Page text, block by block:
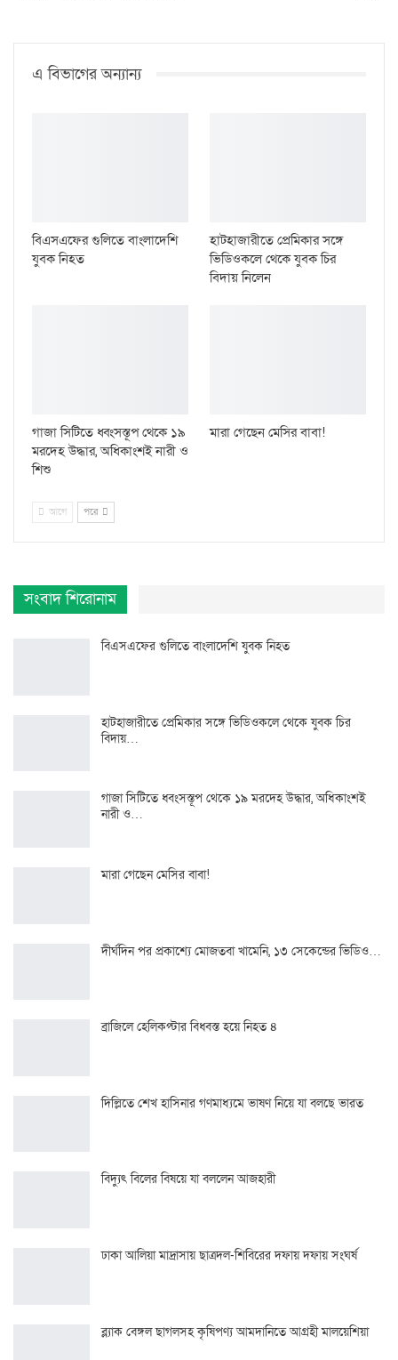
এ বিভাগের অন্যান্য
বিএসএফের গুলিতে বাংলাদেশি
যুবক নিহত
হাটহাজারীতে প্রেমিকার সঙ্গে
ভিডিওকলে থেকে যুবক চির
বিদায় নিলেন
গাজা সিটিতে ধ্বংসস্তূপ থেকে ১৯
মরদেহ উদ্ধার, অধিকাংশই নারী ও
শিশু
মারা গেছেন মেসির বাবা!
আগে পরে
সংবাদ শিরোনাম
বিএসএফের গুলিতে বাংলাদেশি যুবক নিহত
হাটহাজারীতে প্রেমিকার সঙ্গে ভিডিওকলে থেকে যুবক চির
বিদায়…
গাজা সিটিতে ধ্বংসস্তূপ থেকে ১৯ মরদেহ উদ্ধার, অধিকাংশই
নারী ও…
মারা গেছেন মেসির বাবা!
দীর্ঘদিন পর প্রকাশ্যে মোজতবা খামেনি, ১৩ সেকেন্ডের ভিডিও…
ব্রাজিলে হেলিকপ্টার বিধ্বস্ত হয়ে নিহত ৪
দিল্লিতে শেখ হাসিনার গণমাধ্যমে ভাষণ নিয়ে যা বলছে ভারত
বিদ্যুৎ বিলের বিষয়ে যা বললেন আজহারী
ঢাকা আলিয়া মাদ্রাসায় ছাত্রদল-শিবিরের দফায় দফায় সংঘর্ষ
ব্ল্যাক বেঙ্গল ছাগলসহ কৃষিপণ্য আমদানিতে আগ্রহী মালয়েশিয়া